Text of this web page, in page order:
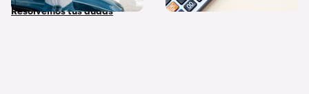
Resolvemos tus dudas